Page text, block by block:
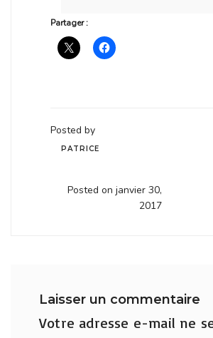
Partager :
Posted by
PATRICE
Posted on janvier 30,
2017
Laisser un commentaire
Votre adresse e-mail ne